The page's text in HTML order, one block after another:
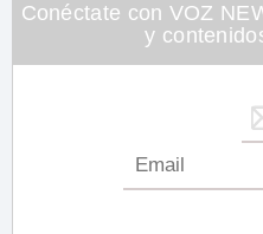
Conéctate con VOZ
y